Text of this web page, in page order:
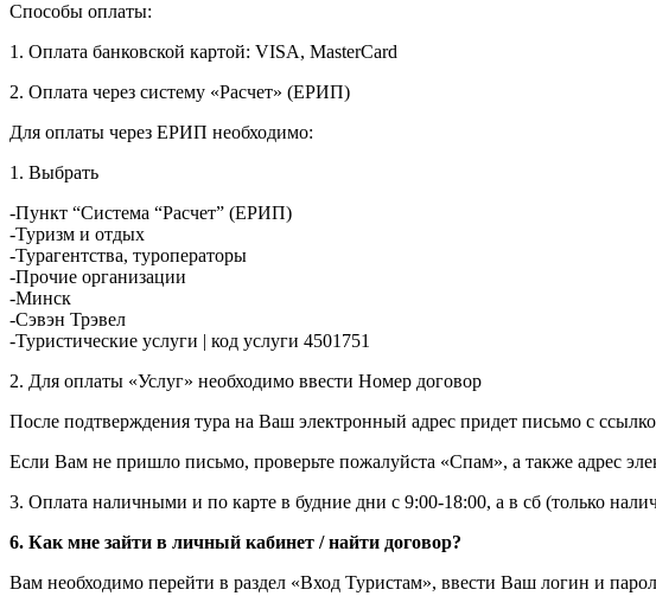
Способы оплаты:
1. Оплата банковской картой: VISA, МasterCard
2. Оплата через систему «Расчет» (ЕРИП)
Для оплаты через ЕРИП необходимо:
1. Выбрать
-Пункт “Система “Расчет” (ЕРИП)
-Туризм и отдых
-Турагентства, туроператоры
-Прочие организации
-Минск
-Сэвэн Трэвел
-Туристические услуги | код услуги 4501751
2. Для оплаты «Услуг» необходимо ввести Номер договор
После подтверждения тура на Ваш электронный адрес придет письмо с
Если Вам не пришло письмо, проверьте пожалуйста «Спам», а также адрес
3. Оплата наличными и по карте в будние дни с 9:00-18:00, а в сб (только
6. Как мне зайти в личный кабинет / найти договор?
Вам необходимо перейти в раздел «Вход Туристам», ввести Ваш логин и